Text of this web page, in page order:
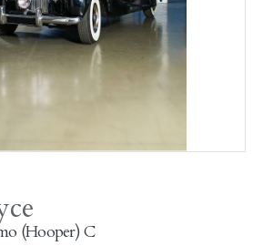
(Hooper) C